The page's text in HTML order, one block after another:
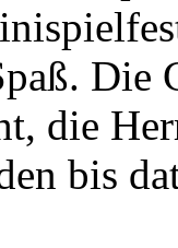
Die
die
bis